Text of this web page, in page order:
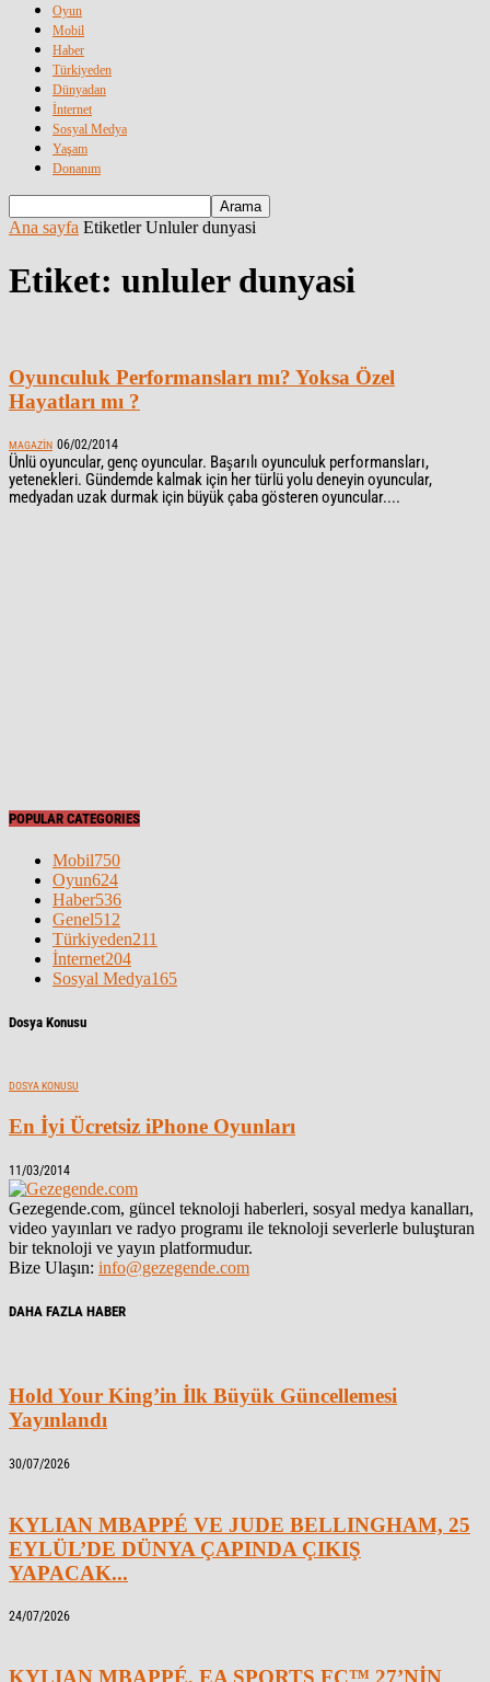
Oyun
Mobil
Haber
Türkiyeden
Dünyadan
İnternet
Sosyal Medya
Yaşam
Donanım
Ana sayfa Etiketler Unluler dunyasi
Etiket: unluler dunyasi
Oyunculuk Performansları mı? Yoksa Özel
Hayatları mı ?
MAGAZIN 06/02/2014
Ünlü oyuncular, genç oyuncular. Başarılı oyunculuk performansları,
yetenekleri. Gündemde kalmak için her türlü yolu deneyin oyuncular,
medyadan uzak durmak için büyük çaba gösteren oyuncular....
POPULAR CATEGORIES
Mobil750
Oyun624
Haber536
Genel512
Türkiyeden211
İnternet204
Sosyal Medya165
Dosya Konusu
DOSYA KONUSU
En İyi Ücretsiz iPhone Oyunları
11/03/2014
Gezegende.com, güncel teknoloji haberleri, sosyal medya kanalları,
video yayınları ve radyo programı ile teknoloji severlerle buluşturan
bir teknoloji ve yayın platformudur.
Bize Ulaşın: info@gezegende.com
DAHA FAZLA HABER
Hold Your King’in İlk Büyük Güncellemesi
Yayınlandı
30/07/2026
KYLIAN MBAPPÉ VE JUDE BELLINGHAM, 25
EYLÜL’DE DÜNYA ÇAPINDA ÇIKIŞ
YAPACAK...
24/07/2026
KYLIAN MBAPPÉ, EA SPORTS FC™ 27’NİN